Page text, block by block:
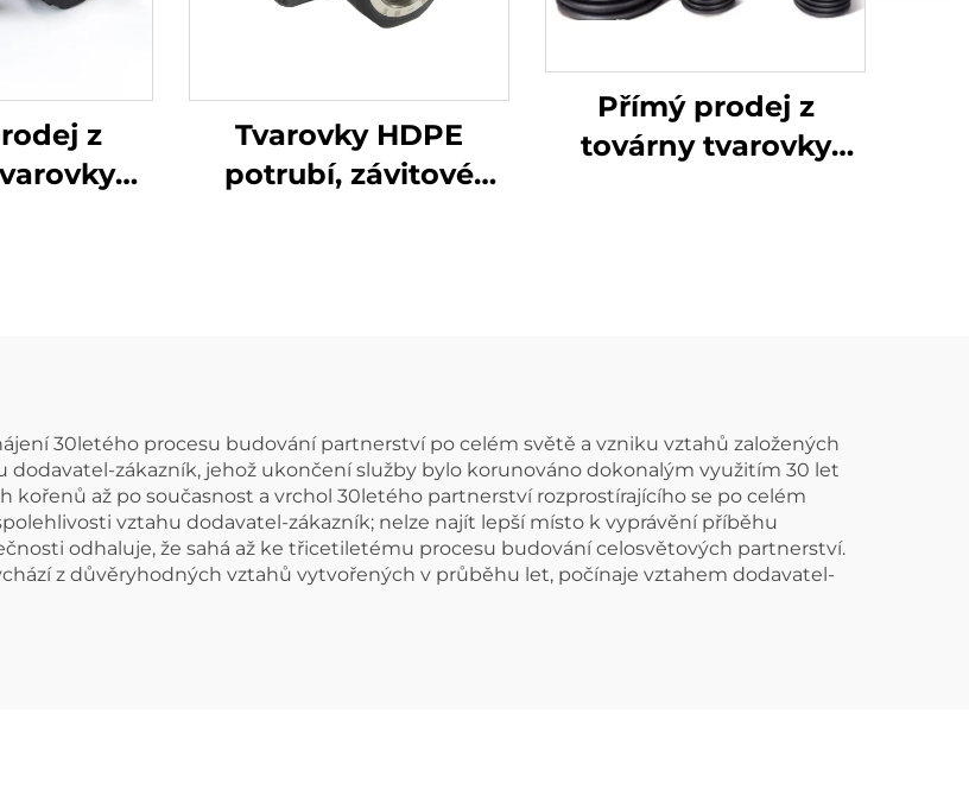
z
Tvarovky HDPE
potrubí, závitové
Přímý prodej z
továrny tvarovky
30letého procesu budování partnerství po celém světě a vzniku vztahů založených
dodavatel-zákazník, jehož ukončení služby bylo korunováno dokonalým využitím 30 let
až po současnost a vrchol 30letého partnerství rozprostírajícího se po celém
vztahu dodavatel-zákazník; nelze najít lepší místo k vyprávění příběhu
odhaluje, že sahá až ke třicetiletému procesu budování celosvětových partnerství.
z důvěryhodných vztahů vytvořených v průběhu let, počínaje vztahem dodavatel-